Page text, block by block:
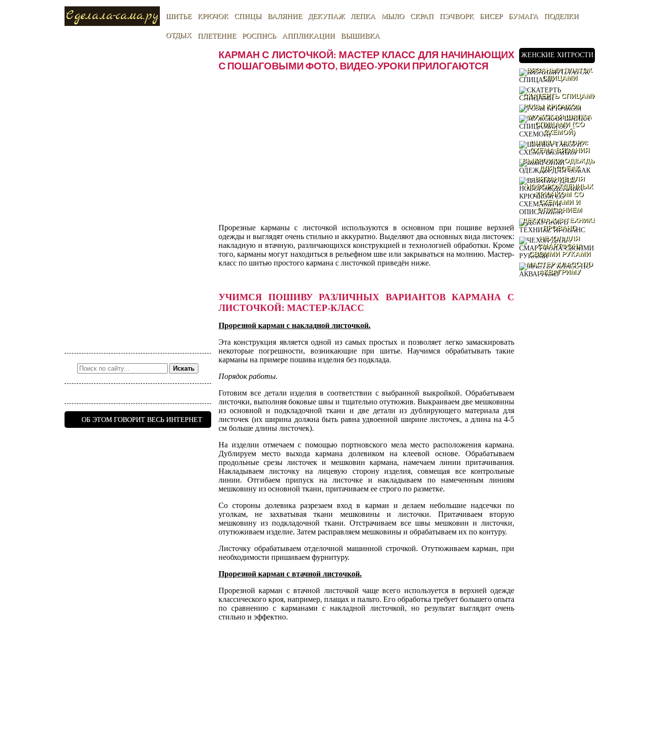
Сделала-сама.ру ШИТЬЕ КРЮЧОК СПИЦЫ ВАЛЯНИЕ ДЕКУПАЖ ЛЕПКА МЫЛО СКРАП ПЭЧВОРК БИСЕР БУМАГА ПОДЕЛКИ
ОТДЫХ ПЛЕТЕНИЕ РОСПИСЬ АППЛИКАЦИИ ВЫШИВКА
Искать
ОБ ЭТОМ ГОВОРИТ ВЕСЬ ИНТЕРНЕТ
ЖЕНСКИЕ ХИТРОСТИ
ВЯЗАНЫЙ ПЛАТОК
СПИЦАМИ
СКАТЕРТЬ СПИЦАМИ
РОЗЫ КРЮЧКОМ
МУЖСКАЯ ШАПКА
СПИЦАМИ (СО
СХЕМОЙ)
ШАПКА ТАКОРИ:
СХЕМА ВЯЗАНИЯ
ВЫКРОЙКИ ОДЕЖДЫ
ДЛЯ СОБАК
ВЯЗАНИЕ ДЛЯ
НОВОРОЖДЕННЫХ
КРЮЧКОМ СО
СХЕМАМИ И
ОПИСАНИЕМ
ДЕКУПАЖ В ТЕХНИКЕ
ПРОВАНС
ЧЕХОЛ ДЛЯ
СМАРТФОНА
СВОИМИ РУКАМИ
МАСТЕР КЛАСС ПО
АКВАГРИМУ
КАРМАН С ЛИСТОЧКОЙ: МАСТЕР КЛАСС ДЛЯ НАЧИНАЮЩИХ
С ПОШАГОВЫМИ ФОТО, ВИДЕО-УРОКИ ПРИЛОГАЮТСЯ
Прорезные карманы с листочкой используются в основном при пошиве верхней
одежды и выглядят очень стильно и аккуратно. Выделяют два основных вида листочек:
накладную и втачную, различающихся конструкцией и технологией обработки. Кроме
того, карманы могут находиться в рельефном шве или закрываться на молнию. Мастер-
класс по шитью простого кармана с листочкой приведён ниже.
УЧИМСЯ ПОШИВУ РАЗЛИЧНЫХ ВАРИАНТОВ КАРМАНА С
ЛИСТОЧКОЙ: МАСТЕР-КЛАСС
Прорезной карман с накладной листочкой.
Эта конструкция является одной из самых простых и позволяет легко замаскировать
некоторые погрешности, возникающие при шитье. Научимся обрабатывать такие
карманы на примере пошива изделия без подклада.
Порядок работы.
Готовим все детали изделия в соответствии с выбранной выкройкой. Обрабатываем
листочки, выполняя боковые швы и тщательно отутюжив. Выкраиваем две мешковины
из основной и подкладочной ткани и две детали из дублирующего материала для
листочек (их ширина должна быть равна удвоенной ширине листочек, а длина на 4-5
см больше длины листочек).
На изделии отмечаем с помощью портновского мела место расположения кармана.
Дублируем место выхода кармана долевиком на клеевой основе. Обрабатываем
продольные срезы листочек и мешковин кармана, намечаем линии притачивания.
Накладываем листочку на лицевую сторону изделия, совмещая все контрольные
линии. Отгибаем припуск на листочке и накладываем по намеченным линиям
мешковину из основной ткани, притачиваем ее строго по разметке.
Со стороны долевика разрезаем вход в карман и делаем небольшие надсечки по
уголкам, не захватывая ткани мешковины и листочки. Притачиваем вторую
мешковину из подкладочной ткани. Отстрачиваем все швы мешковин и листочки,
отутюживаем изделие. Затем расправляем мешковины и обрабатываем их по контуру.
Листочку обрабатываем отделочной машинной строчкой. Отутюживаем карман, при
необходимости пришиваем фурнитуру.
Прорезной карман с втачной листочкой.
Прорезной карман с втачной листочкой чаще всего используется в верхней одежде
классического кроя, например, плащах и пальто. Его обработка требует большего опыта
по сравнению с карманами с накладной листочкой, но результат выглядит очень
стильно и эффектно.